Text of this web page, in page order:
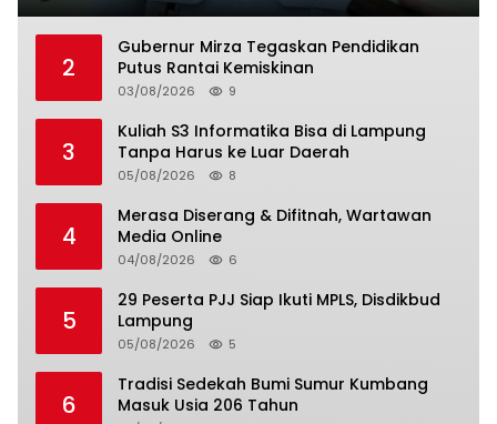
2
Gubernur Mirza Tegaskan Pendidikan
Putus Rantai Kemiskinan
03/08/2026 9
3
Kuliah S3 Informatika Bisa di Lampung
Tanpa Harus ke Luar Daerah
05/08/2026 8
4
Merasa Diserang & Difitnah, Wartawan
Media Online
04/08/2026 6
5
29 Peserta PJJ Siap Ikuti MPLS, Disdikbud
Lampung
05/08/2026 5
6
Tradisi Sedekah Bumi Sumur Kumbang
Masuk Usia 206 Tahun